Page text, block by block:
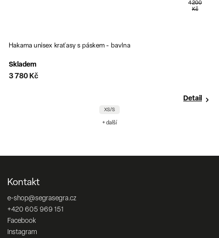
4 200
Kč
Hakama unisex kraťasy s páskem - bavlna
Skladem
3 780 Kč
Detail
XS/S
+ další
Kontakt
e-shop@segrasegra.cz
+420 605 969 151
Facebook
Instagram